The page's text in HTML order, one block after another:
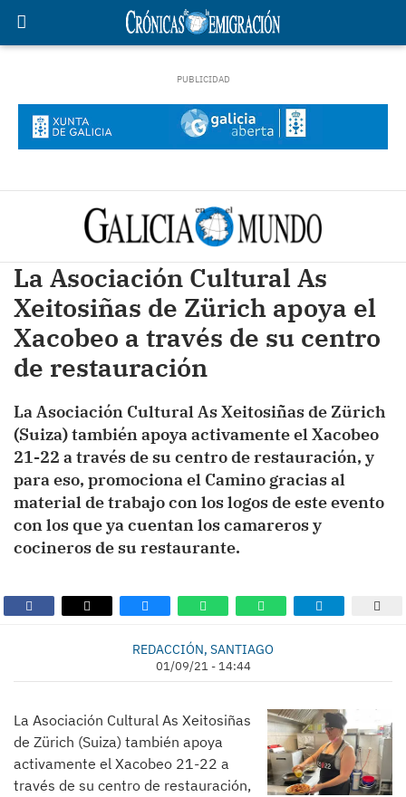
La Asociación Cultural As
Xeitosiñas de Zürich apoya el
Xacobeo a través de su centro
de restauración
La Asociación Cultural As Xeitosiñas de Zürich
(Suiza) también apoya activamente el Xacobeo
21-22 a través de su centro de restauración, y
para eso, promociona el Camino gracias al
material de trabajo con los logos de este evento
con los que ya cuentan los camareros y
cocineros de su restaurante.
REDACCIÓN, SANTIAGO
01/09/21 - 14:44
La Asociación Cultural As Xeitosiñas
de Zürich (Suiza) también apoya
activamente el Xacobeo 21-22 a
través de su centro de restauración,